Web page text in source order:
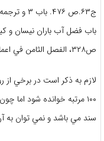
باب فضل آب باران نيسان و
ص۳۲۸، الفصل الثامن في اعمال الاشهر الروميه.
لازم به ذكر است در برخي از
۱۰۰ مرتبه خوانده شود
سند مي باشد و نمي توان به